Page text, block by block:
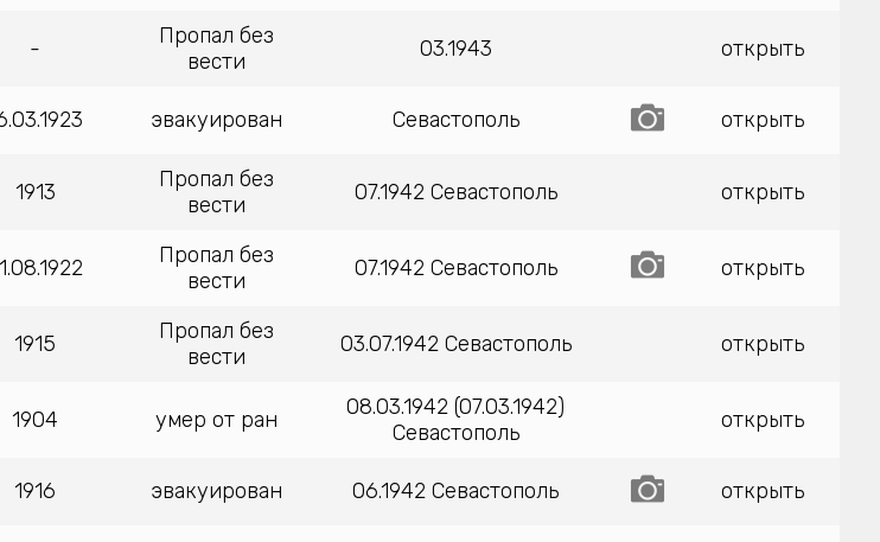
-
Пропал без
вести
03.1943 открыть
эвакуирован Севастополь открыть
1913
Пропал без
вести
07.1942 Севастополь открыть
Пропал без
вести
07.1942 Севастополь открыть
1915
Пропал без
вести
03.07.1942 Севастополь открыть
1904 умер от ран
08.03.1942 (07.03.1942)
Севастополь
открыть
1916 эвакуирован 06.1942 Севастополь открыть